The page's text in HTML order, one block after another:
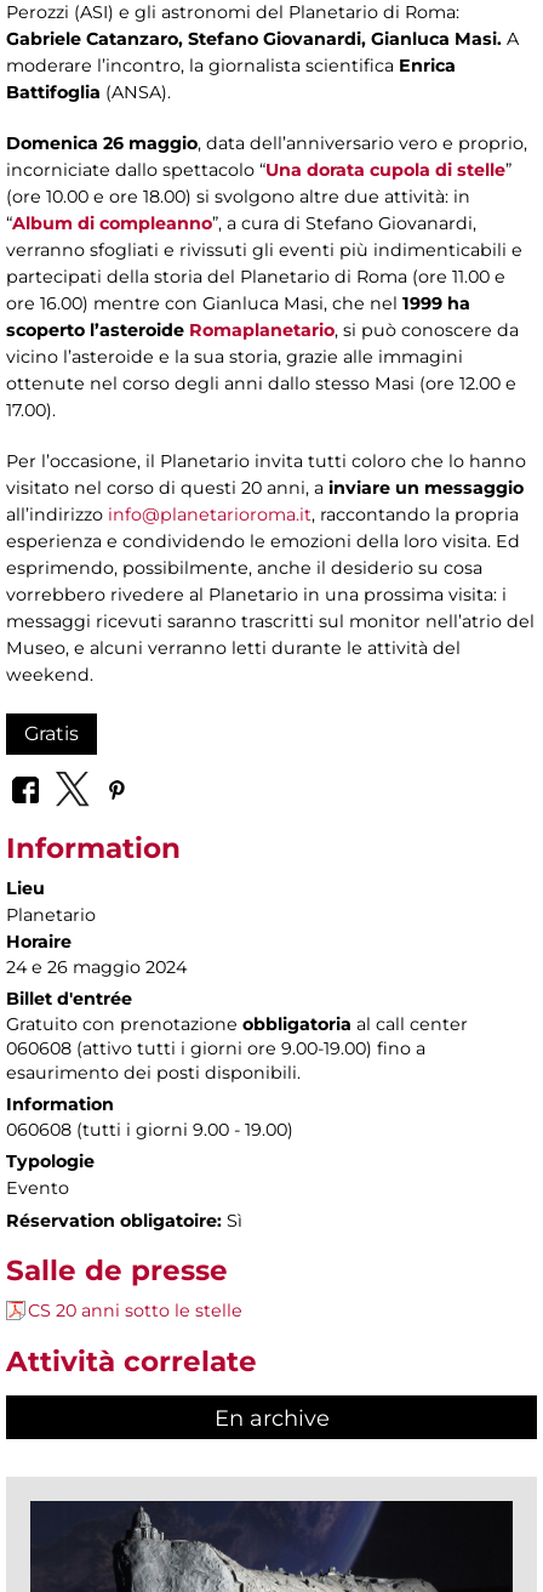
Perozzi (ASI) e gli astronomi del Planetario di Roma:
Gabriele Catanzaro, Stefano Giovanardi, Gianluca Masi. A
moderare l’incontro, la giornalista scientifica Enrica
Battifoglia (ANSA).
Domenica 26 maggio, data dell’anniversario vero e proprio,
incorniciate dallo spettacolo “Una dorata cupola di stelle”
(ore 10.00 e ore 18.00) si svolgono altre due attività: in
“Album di compleanno”, a cura di Stefano Giovanardi,
verranno sfogliati e rivissuti gli eventi più indimenticabili e
partecipati della storia del Planetario di Roma (ore 11.00 e
ore 16.00) mentre con Gianluca Masi, che nel 1999 ha
scoperto l’asteroide Romaplanetario, si può conoscere da
vicino l’asteroide e la sua storia, grazie alle immagini
ottenute nel corso degli anni dallo stesso Masi (ore 12.00 e
17.00).
Per l’occasione, il Planetario invita tutti coloro che lo hanno
visitato nel corso di questi 20 anni, a inviare un messaggio
all’indirizzo info@planetarioroma.it, raccontando la propria
esperienza e condividendo le emozioni della loro visita. Ed
esprimendo, possibilmente, anche il desiderio su cosa
vorrebbero rivedere al Planetario in una prossima visita: i
messaggi ricevuti saranno trascritti sul monitor nell’atrio del
Museo, e alcuni verranno letti durante le attività del
weekend.
Gratis
Information
Lieu
Planetario
Horaire
24 e 26 maggio 2024
Billet d'entrée
Gratuito con prenotazione obbligatoria al call center
060608 (attivo tutti i giorni ore 9.00-19.00) fino a
esaurimento dei posti disponibili.
Information
060608 (tutti i giorni 9.00 - 19.00)
Typologie
Evento
Réservation obligatoire: Sì
Salle de presse
CS 20 anni sotto le stelle
Attività correlate
En archive